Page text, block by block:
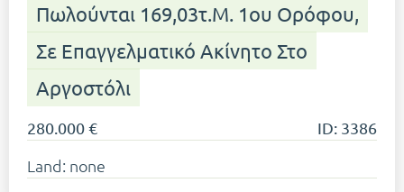
Πωλούνται 169,03τ.μ. 1ου Ορόφου,
Σε Επαγγελματικό Ακίνητο Στο
Αργοστόλι
280.000 € ID: 3386
Land: none